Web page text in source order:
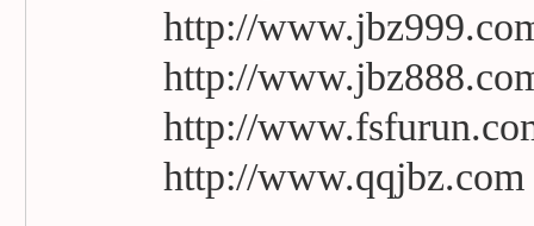
http://
http://
http://
http://www.qqjbz.com